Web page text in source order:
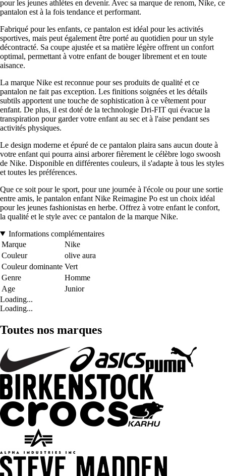
pour les jeunes athlètes en devenir. Avec sa marque de renom, Nike, ce
pantalon est à la fois tendance et performant.
Fabriqué pour les enfants, ce pantalon est idéal pour les activités
sportives, mais peut également être porté au quotidien pour un style
décontracté. Sa coupe ajustée et sa matière légère offrent un confort
optimal, permettant à votre enfant de bouger librement et en toute
aisance.
La marque Nike est reconnue pour ses produits de qualité et ce
pantalon ne fait pas exception. Les finitions soignées et les détails
subtils apportent une touche de sophistication à ce vêtement pour
enfant. De plus, il est doté de la technologie Dri-FIT qui évacue la
transpiration pour garder votre enfant au sec et à l'aise pendant ses
activités physiques.
Le design moderne et épuré de ce pantalon plaira sans aucun doute à
votre enfant qui pourra ainsi arborer fièrement le célèbre logo swoosh
de Nike. Disponible en différentes couleurs, il s'adapte à tous les styles
et toutes les préférences.
Que ce soit pour le sport, pour une journée à l'école ou pour une sortie
entre amis, le pantalon enfant Nike Reimagine Po est un choix idéal
pour les jeunes fashionistas en herbe. Offrez à votre enfant le confort,
la qualité et le style avec ce pantalon de la marque Nike.
Informations complémentaires
Marque
Nike
Couleur
olive aura
Couleur dominante Vert
Genre
Homme
Age
Junior
Loading...
Loading...
Toutes nos marques